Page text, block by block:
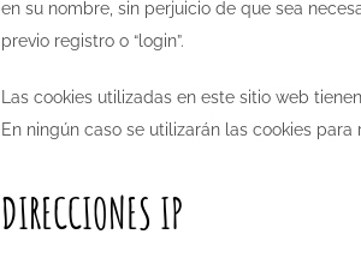
en su nombre, sin perjuicio de que sea
previo registro o “login”.
Las cookies utilizadas en este sitio web
En ningún caso se utilizarán las cookies
DIRECCIONES IP